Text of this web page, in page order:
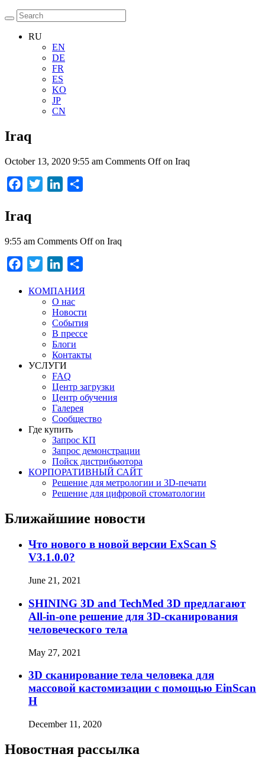
RU
EN
DE
FR
ES
KO
JP
CN
Iraq
October 13, 2020 9:55 am Comments Offon Iraq
Facebook
Twitter LinkedIn
Iraq
9:55 am Comments Offon Iraq
Facebook
Twitter LinkedIn
КОМПАНИЯ
О нас
Новости
События
В прессе
Блоги
Контакты
УСЛУГИ
FAQ
Центр загрузки
Центр обучения
Галерея
Сообщество
Где купить
Запрос КП
Запрос демонстрации
Пойск дистрибьютора
КОРПОРАТИВНЫЙ САЙТ
Решение для метрологии и 3D-печати
Решение для цифровой стоматологии
Ближайшиие новости
Что нового в новой версии ExScan S
V3.1.0.0?
June 21, 2021
SHINING 3D and TechMed 3D предлагают
All-in-one решение для 3D-сканирования
человеческого тела
May 27, 2021
3D сканирование тела человека для
массовой кастомизации с помощью EinScan
H
December 11, 2020
Новостная рассылка